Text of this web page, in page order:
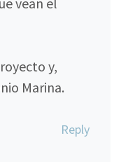
y,
Marina.
Reply